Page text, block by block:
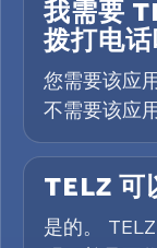
我需要
拨打电话
您需要该应
不需要该应
TELZ 可
是的。